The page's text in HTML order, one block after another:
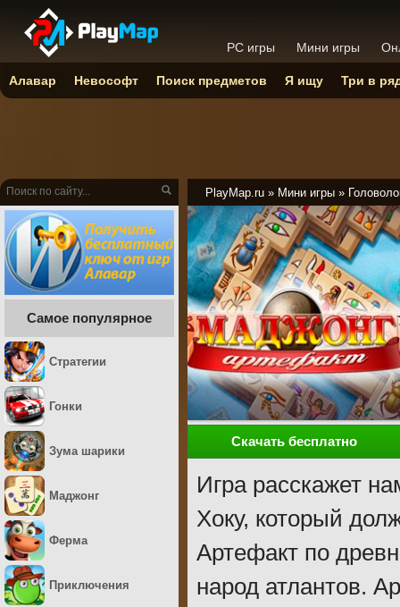
PlayMap.ru » Мини игры »
Скачать бесплатно
Игра расскажет
Хоку, который
Артефакт по
народ атлантов.
Самое популярное
Стратегии
Гонки
Зума шарики
Маджонг
Ферма
Приключения
PC игры Мини игры
Алавар Невософт Поиск предметов Я ищу Три в